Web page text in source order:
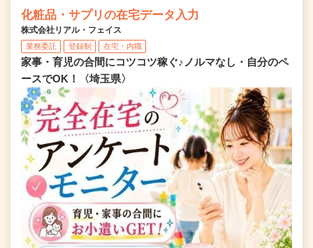
化粧品・サプリの在宅データ入力
株式会社リアル・フェイス
業務委託 登録制 在宅・内職
家事・育児の合間にコツコツ稼ぐ♪ノルマなし・自分のペ
ースでOK！〈埼玉県〉